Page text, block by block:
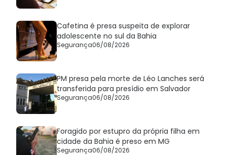
Cafetina é presa suspeita de explorar
adolescente no sul da Bahia
Segurança06/08/2026
PM presa pela morte de Léo Lanches será
transferida para presídio em Salvador
Segurança06/08/2026
Foragido por estupro da própria filha em
cidade da Bahia é preso em MG
Segurança06/08/2026